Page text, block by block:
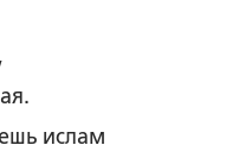
ислам